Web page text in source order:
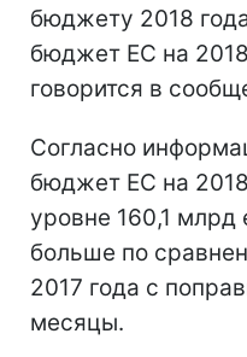
бюджету 2018
бюджет ЕС на
говорится в
Согласно
бюджет ЕС на
уровне 160,1 млрд
больше по
2017 года с
месяцы.